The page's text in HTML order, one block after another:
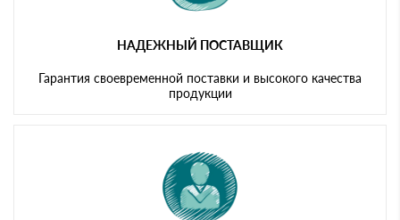
НАДЕЖНЫЙ ПОСТАВЩИК
Гарантия своевременной поставки и высокого качества
продукции